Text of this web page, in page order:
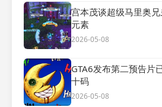
宫本茂谈超级马里奥
元素
2026-05-08
GTA6发布第二预告片
十码
2026-05-08